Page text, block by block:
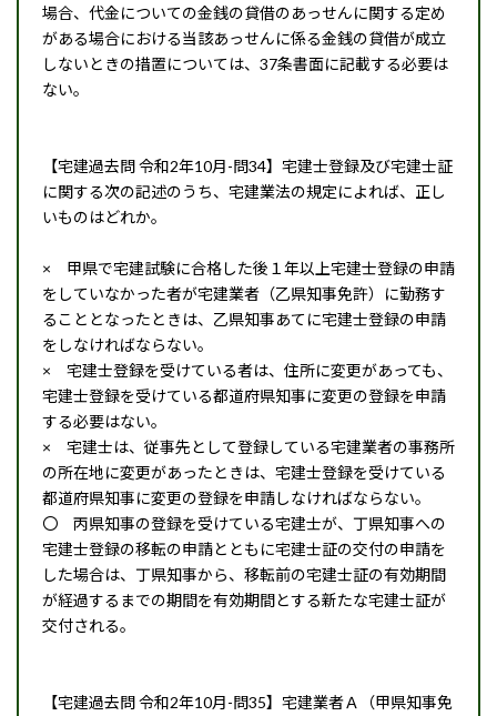
場合、代金についての金銭の貸借のあっせんに関する定め
がある場合における当該あっせんに係る金銭の貸借が成立
しないときの措置については、37条書面に記載する必要は
ない。
【宅建過去問 令和2年10月-問34】宅建士登録及び宅建士証
に関する次の記述のうち、宅建業法の規定によれば、正し
いものはどれか。
× 甲県で宅建試験に合格した後１年以上宅建士登録の申請
をしていなかった者が宅建業者（乙県知事免許）に勤務す
ることとなったときは、乙県知事あてに宅建士登録の申請
をしなければならない。
× 宅建士登録を受けている者は、住所に変更があっても、
宅建士登録を受けている都道府県知事に変更の登録を申請
する必要はない。
× 宅建士は、従事先として登録している宅建業者の事務所
の所在地に変更があったときは、宅建士登録を受けている
都道府県知事に変更の登録を申請しなければならない。
〇 丙県知事の登録を受けている宅建士が、丁県知事への
宅建士登録の移転の申請とともに宅建士証の交付の申請を
した場合は、丁県知事から、移転前の宅建士証の有効期間
が経過するまでの期間を有効期間とする新たな宅建士証が
交付される。
【宅建過去問 令和2年10月-問35】宅建業者Ａ（甲県知事免